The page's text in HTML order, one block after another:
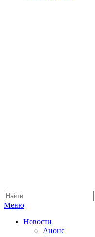
Меню
Новости
Анонс